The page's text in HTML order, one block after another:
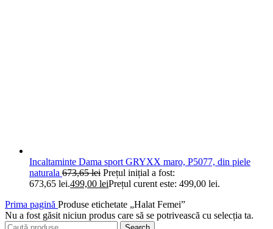
Incaltaminte Dama sport GRYXX maro, P5077, din piele
naturala 673,65lei Prețul inițial a fost:
673,65 lei.499,00 leiPrețul curent este: 499,00 lei.
Prima pagină Produse etichetate „Halat Femei”
Nu a fost găsit niciun produs care să se potrivească cu selecția ta.